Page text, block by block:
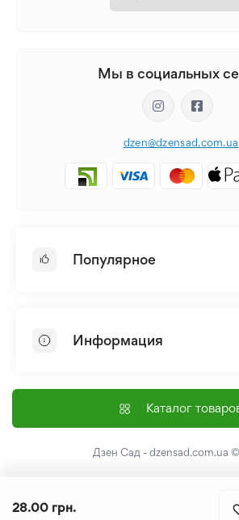
28.00 грн.
Мы в социальных
dzen@dzensad.com.ua
Популярное
Лилия
Семена
Информация
Доставка и оплата
Контакты
Каталог
Дзен Сад - dzensad.com.ua